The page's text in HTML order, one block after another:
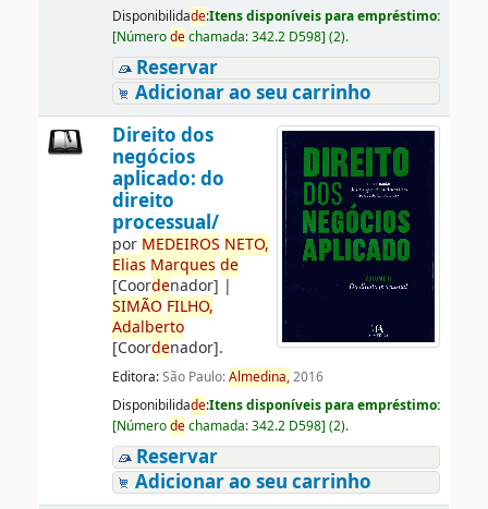
Disponibilidade:Itens disponíveis para empréstimo:
[Númerodechamada:342.2 D598] (2).
Reservar
Adicionar ao seu carrinho
Direito dos
negócios
aplicado: do
direito
processual/
por MEDEIROS NETO,
Elias Marques de
[Coordenador] |
SIMÃO FILHO,
Adalberto
[Coordenador].
Editora:São Paulo:Almedina,2016
Disponibilidade:Itens disponíveis para empréstimo:
[Númerodechamada:342.2 D598] (2).
Reservar
Adicionar ao seu carrinho